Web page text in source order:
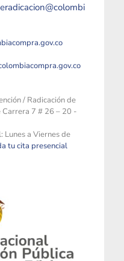
/ Radicación de
7 # 26 – 20 -
Lunes a Viernes de
tu cita presencial